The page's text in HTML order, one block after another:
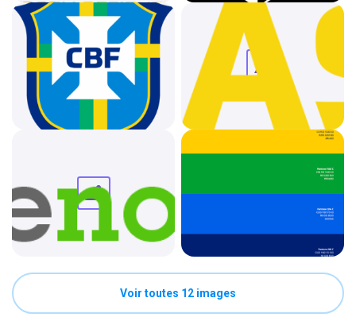
Voir toutes 12 images